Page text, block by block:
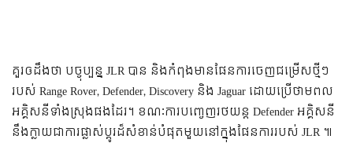
គួរឲដឹងថា បច្ចុប្បន្ន JLR បាន និងកំពុងមានផែនការចេញជម្រើសថ្មីៗ
របស់ Range Rover, Defender, Discovery និង Jaguar ដោយប្រើថាមពល
អគ្គិសនីទាំងស្រុងផងដែរ។ ខណៈការបញ្ចេញរថយន្ត Defender អគ្គិសនី
នឹងក្លាយជាការផ្លាស់ប្តូរដ៏សំខាន់បំផុតមួយនៅក្នុងផែនការរបស់ JLR ៕